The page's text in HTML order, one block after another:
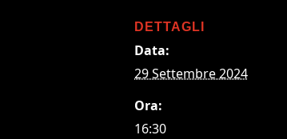
DETTAGLI
Data:
29 Settembre 2024
Ora:
16:30